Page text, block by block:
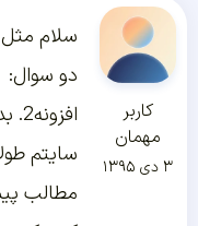
کاربر
مهمان
۳ دی ۱۳۹۵
سلام
سایتم
مطالب